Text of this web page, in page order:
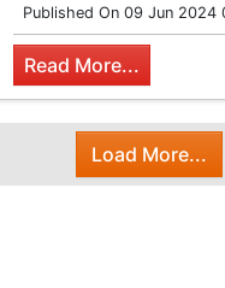
Published On 09 Jun 2024
Read More...
Load More...